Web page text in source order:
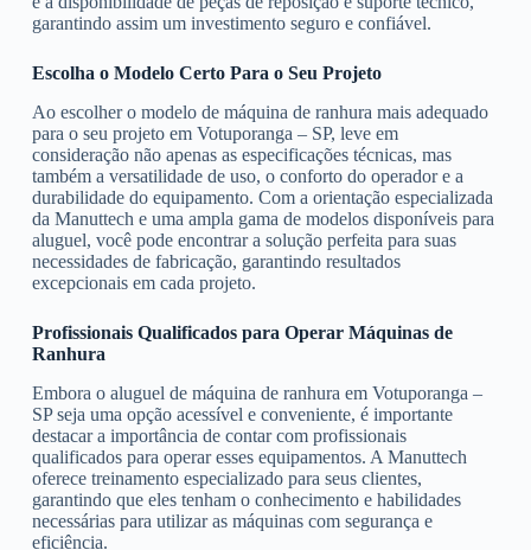
garantindo assim um investimento seguro e confiável.
Escolha o Modelo Certo Para o Seu Projeto
Ao escolher o modelo de máquina de ranhura mais adequado
para o seu projeto em Votuporanga – SP, leve em
consideração não apenas as especificações técnicas, mas
também a versatilidade de uso, o conforto do operador e a
durabilidade do equipamento. Com a orientação especializada
da Manuttech e uma ampla gama de modelos disponíveis para
aluguel, você pode encontrar a solução perfeita para suas
necessidades de fabricação, garantindo resultados
excepcionais em cada projeto.
Profissionais Qualificados para Operar Máquinas de
Ranhura
Embora o aluguel de máquina de ranhura em Votuporanga –
SP seja uma opção acessível e conveniente, é importante
destacar a importância de contar com profissionais
qualificados para operar esses equipamentos. A Manuttech
oferece treinamento especializado para seus clientes,
garantindo que eles tenham o conhecimento e habilidades
necessárias para utilizar as máquinas com segurança e
eficiência.